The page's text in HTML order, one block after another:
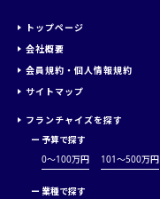
トップページ
会社概要
会員規約・個人情報規約
サイトマップ
フランチャイズを探す
ー 予算で探す
0～100万円
101～500万円
ー 業種で探す